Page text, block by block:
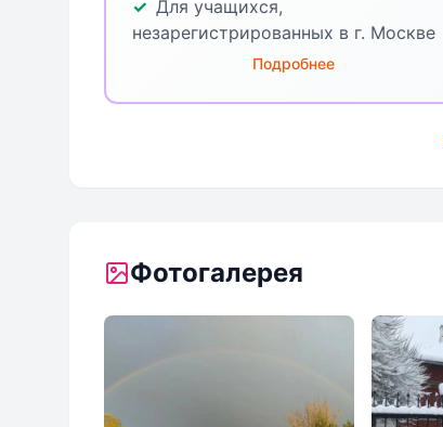
Для учащихся,
незарегистрированных в г. Москве
Подробнее
Фотогалерея